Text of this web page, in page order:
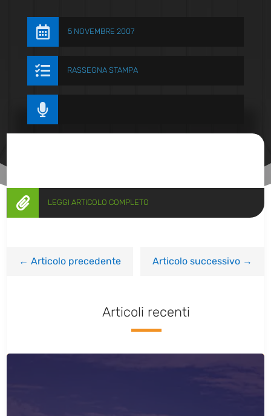
 5 NOVEMBRE 2007
 RASSEGNA STAMPA

 LEGGI ARTICOLO COMPLETO
←Articolo precedente Articolo successivo→
Articoli recenti